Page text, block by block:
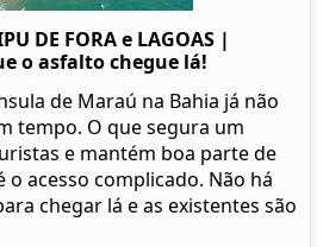
DE FORA e LAGOAS |
o asfalto chegue lá!
de Maraú na Bahia já não
tempo. O que segura um
e mantém boa parte de
o acesso complicado. Não há
chegar lá e as existentes são